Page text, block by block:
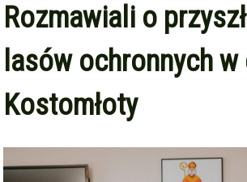
Rozmawiali o
lasów ochronnych
Kostomłoty